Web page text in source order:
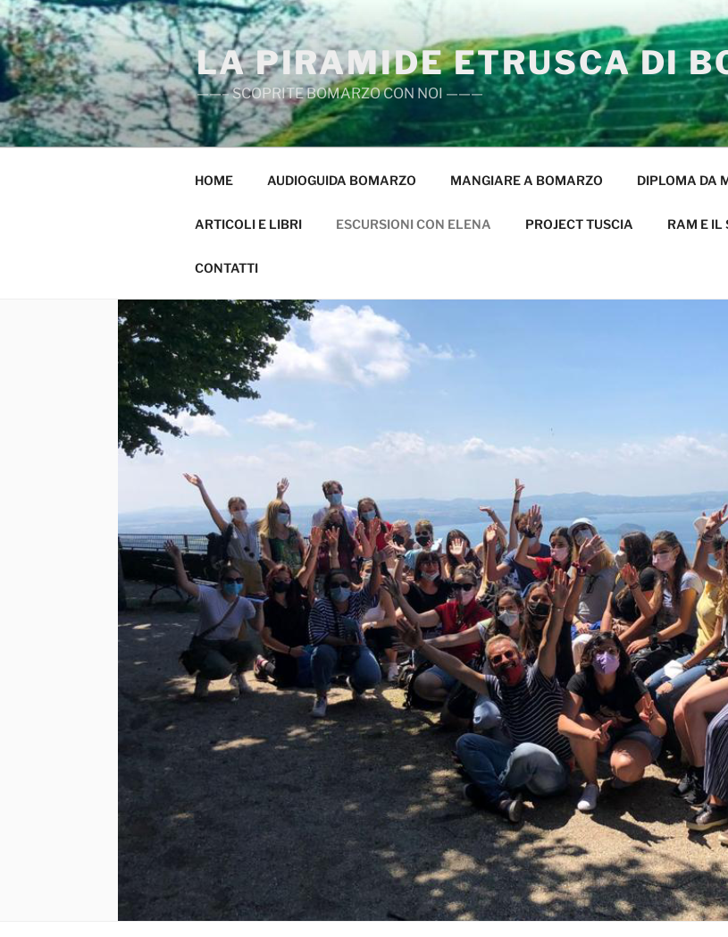
Salta
al
contenuto
LA PIRAMIDE ETRUSCA DI
——– SCOPRITE BOMARZO CON NOI ———
HOME AUDIOGUIDA BOMARZO MANGIARE A BOMARZO DIPLOMA DA
ARTICOLI E LIBRI ESCURSIONI CON ELENA PROJECT TUSCIA RAM E IL
CONTATTI